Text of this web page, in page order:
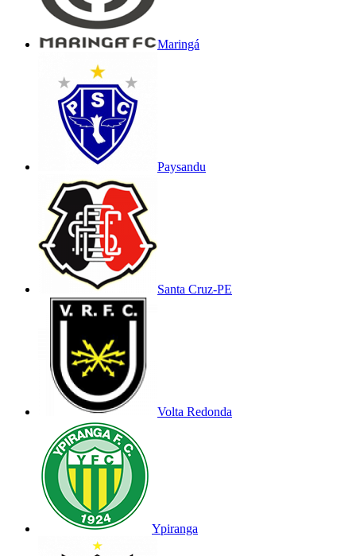
Maringá
Paysandu
Santa Cruz-PE
Volta Redonda
Ypiranga